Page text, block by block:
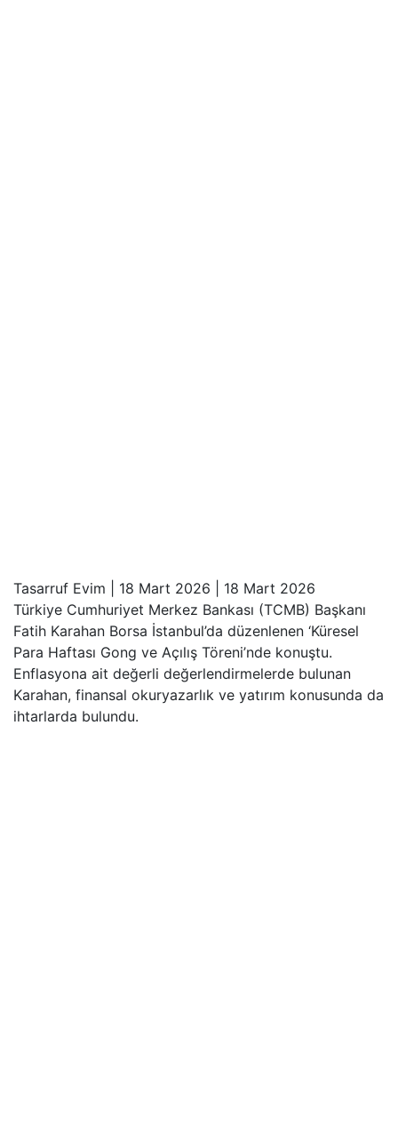
Tasarruf Evim 18 Mart 2026
18 Mart 2026
Türkiye Cumhuriyet Merkez Bankası (TCMB) Başkanı
Fatih Karahan Borsa İstanbul’da düzenlenen ‘Küresel
Para Haftası Gong ve Açılış Töreni’nde konuştu.
Enflasyona ait değerli değerlendirmelerde bulunan
Karahan, finansal okuryazarlık ve yatırım konusunda da
ihtarlarda bulundu.